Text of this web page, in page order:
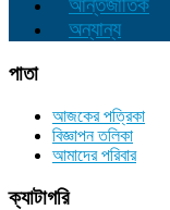
আন্তর্জাতিক
অন্যান্য
পাতা
আজকের পত্রিকা
বিজ্ঞাপন তলিকা
আমাদের পরিবার
ক্যাটাগরি